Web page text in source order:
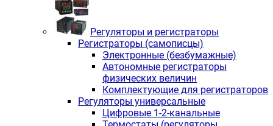
Регуляторы и регистраторы
Регистраторы (самописцы)
Электронные (безбумажные)
Автономные регистраторы
физических величин
Комплектующие для регистраторов
Регуляторы универсальные
Цифровые 1-2-канальные